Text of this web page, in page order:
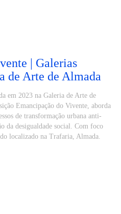
| Galerias
de Arte de Almada
em 2023 na Galeria de Arte de
Emancipação do Vivente, aborda
de transformação urbana anti-
da desigualdade social. Com foco
localizado na Trafaria, Almada.